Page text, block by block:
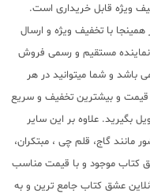
ویژه قابل خریداری است.
همینجا با تخفیف ویژه و ارسال
نماینده مستقیم و رسمی فروش
باشد و شما میتوانید در هر
قیمت و بیشترین تخفیف و سریع
بگیرید. علاوه بر این سایر
مانند گاج، قلم چی ، مبتکران،
کتاب موجود و با قیمت مناسب
عشق کتاب جامع ترین و به